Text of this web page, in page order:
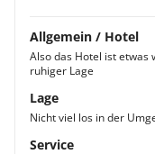
Allgemein / Hotel
Also das Hotel ist etwas
ruhiger Lage
Lage
Nicht viel los in der
Service